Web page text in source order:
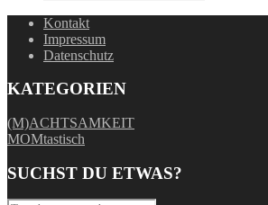
Kontakt
Impressum
Datenschutz
KATEGORIEN
(M)ACHTSAMKEIT
MOMtastisch
SUCHST DU ETWAS?